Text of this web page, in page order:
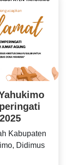
Kabupaten
Didimus